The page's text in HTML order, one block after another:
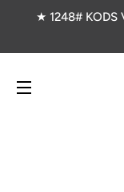
★ 1248# KODS
VIETNES